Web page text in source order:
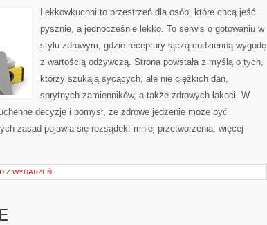
SKŁADNIKÓW
Lekkowkuchni to przestrzeń dla osób, które chcą jeść
pysznie, a jednocześnie lekko. To serwis o gotowaniu w
stylu zdrowym, gdzie receptury łączą codzienną wygodę
z wartością odżywczą. Strona powstała z myślą o tych,
którzy szukają sycących, ale nie ciężkich dań,
sprytnych zamienników, a także zdrowych łakoci. W
decyzje i pomysł, że zdrowe jedzenie może być
zasad pojawia się rozsądek: mniej przetworzenia, więcej
Z WYDARZEŃ